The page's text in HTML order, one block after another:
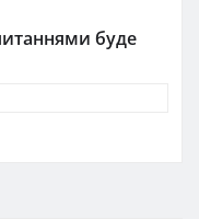
буде